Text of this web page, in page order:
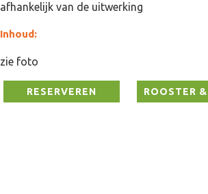
afhankelijk van de uitwerking
Inhoud:
zie foto
RESERVEREN ROOSTER